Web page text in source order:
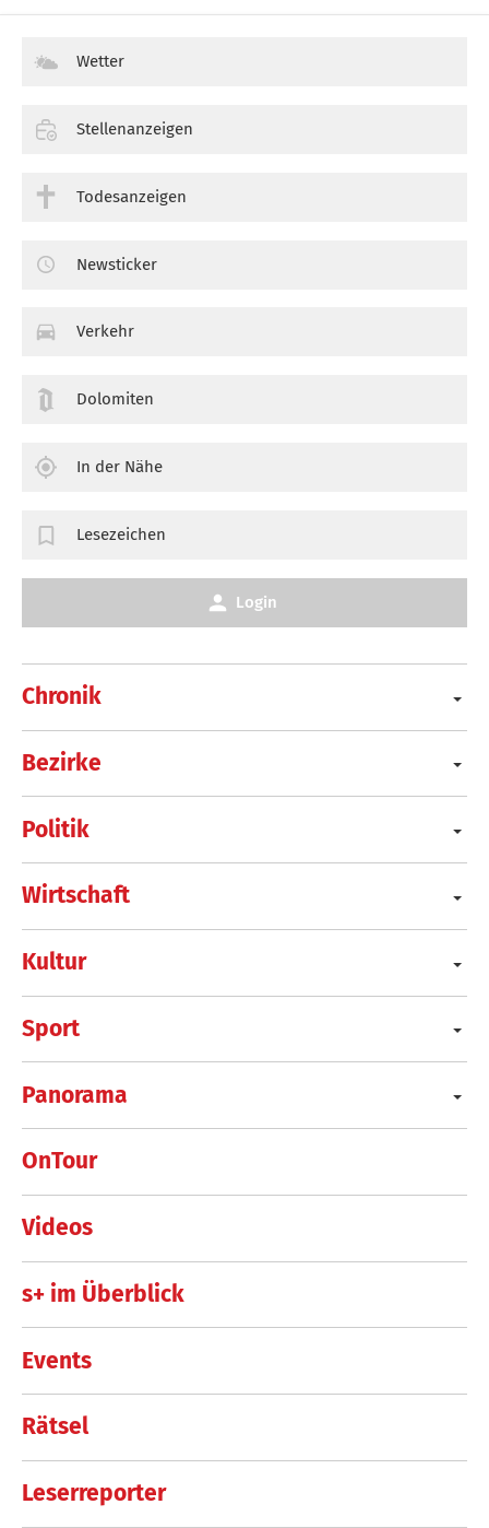
Chronik
Bezirke
Politik
Wirtschaft
Kultur
Sport
Panorama
OnTour
Videos
s+ im Überblick
Events
Rätsel
Leserreporter
Wetter
Stellenanzeigen
Todesanzeigen
Newsticker
Verkehr
Dolomiten
In der Nähe
Lesezeichen
Login